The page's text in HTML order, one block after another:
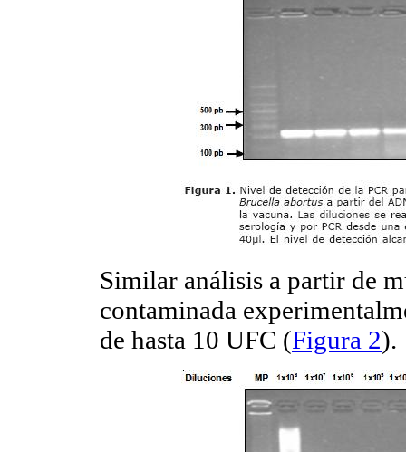
Similar análisis a partir de
contaminada
de hasta 10 UFC (Figura 2).